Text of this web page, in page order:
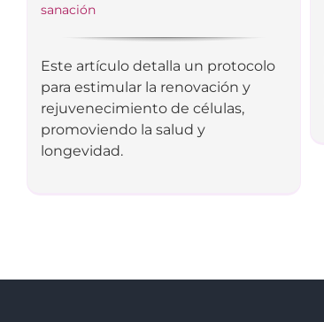
sanación
Este artículo detalla un protocolo
para estimular la renovación y
rejuvenecimiento de células,
promoviendo la salud y
longevidad.